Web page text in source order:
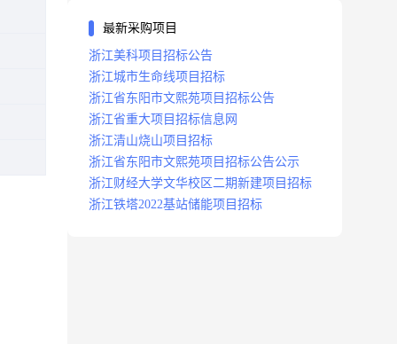
最新采购项目
浙江美科项目招标公告
浙江城市生命线项目招标
浙江省东阳市文熙苑项目招标公告
浙江省重大项目招标信息网
浙江清山烧山项目招标
浙江省东阳市文熙苑项目招标公告公示
浙江财经大学文华校区二期新建项目招标
浙江铁塔2022基站储能项目招标